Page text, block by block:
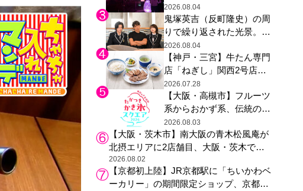
チームラボが「夏休みの自
由研究の課題に」と「ボタ
ニカルガーデン 大阪」へ招
待
2026.08.04
鬼塚英吉（反町隆史）の周
りで繰り返された光景。ド
ラマ『GTO』第３話で光っ
た演出の巧みさ
2026.08.04
【神戸・三宮】牛たん専門
店「ねぎし」関西2号店が
登場、ファンら「8月が待
ち遠しい」と早くから注目
2026.07.28
【大阪・高槻市】フルーツ
系からおかず系、伝統の天
然氷まで人気店が集結、高
槻阪急スクエアで「かき
氷」祭り
2026.08.03
【大阪・茨木市】南大阪の青木松風庵が
北摂エリアに2店舗目、大阪・茨木で
も“焼きたて”の月化粧が食べられる
2026.08.02
【京都初上陸】JR京都駅に「ちいかわベ
ーカリー」の期間限定ショップ、京都の